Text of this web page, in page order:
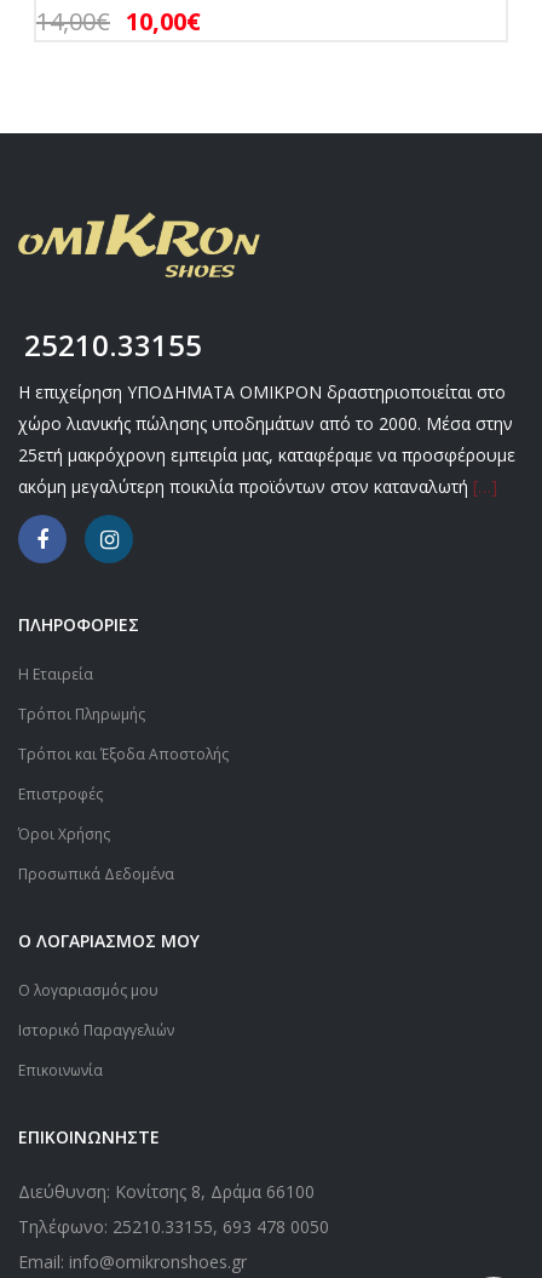
14,00€ 10,00€
25210.33155
Η επιχείρηση ΥΠΟΔΗΜΑΤΑ ΟΜΙΚΡΟΝ δραστηριοποιείται στο
χώρο λιανικής πώλησης υποδημάτων από το 2000. Μέσα στην
25ετή μακρόχρονη εμπειρία μας, καταφέραμε να προσφέρουμε
ακόμη μεγαλύτερη ποικιλία προϊόντων στον καταναλωτή […]
ΠΛΗΡΟΦΟΡΙΕΣ
Η Εταιρεία
Τρόποι Πληρωμής
Τρόποι και Έξοδα Αποστολής
Επιστροφές
Όροι Χρήσης
Προσωπικά Δεδομένα
Ο ΛΟΓΑΡΙΑΣΜΟΣ ΜΟΥ
Ο λογαριασμός μου
Ιστορικό Παραγγελιών
Επικοινωνία
ΕΠΙΚΟΙΝΩΝΗΣΤΕ
Διεύθυνση: Κονίτσης 8, Δράμα 66100
Τηλέφωνο: 25210.33155, 693 478 0050
Email: info@omikronshoes.gr